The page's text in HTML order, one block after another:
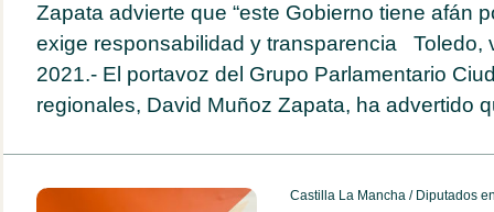
Zapata advierte que “este Gobierno tiene afán
exige responsabilidad y transparencia Toledo,
2021.- El portavoz del Grupo Parlamentario
regionales, David Muñoz Zapata, ha advertido
Castilla La Mancha/ Diputados